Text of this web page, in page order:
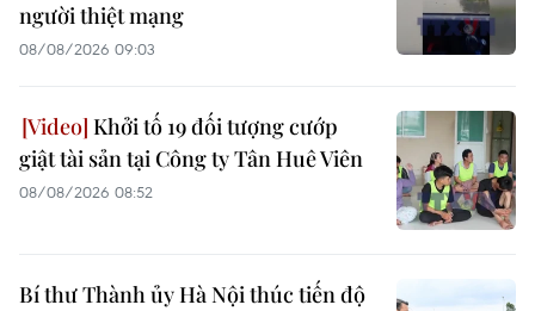
người thiệt mạng
08/08/2026 09:03
Khởi tố 19 đối tượng cướp
giật tài sản tại Công ty Tân Huê Viên
08/08/2026 08:52
Bí thư Thành ủy Hà Nội thúc tiến độ